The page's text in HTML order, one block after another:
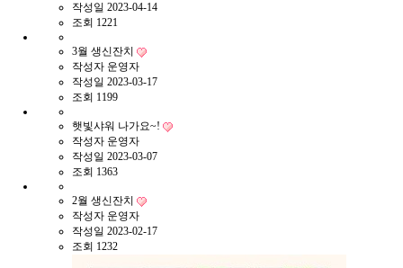
작성일 2023-04-14
조회 1221
3월 생신잔치
작성자 운영자
작성일 2023-03-17
조회 1199
햇빛샤워 나가요~!
작성자 운영자
작성일 2023-03-07
조회 1363
2월 생신잔치
작성자 운영자
작성일 2023-02-17
조회 1232